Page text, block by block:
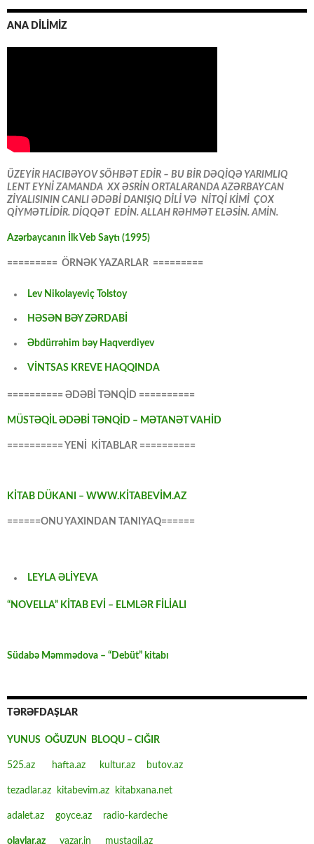
ANA DİLİMİZ
ÜZEYİR HACIBƏYOV SÖHBƏT EDİR – BU BİR DƏQİQƏ YARIMLIQ
LENT EYNİ ZAMANDA XX ƏSRİN ORTALARANDA AZƏRBAYCAN
ZİYALISININ CANLI ƏDƏBİ DANIŞIQ DİLİ VƏ NİTQİ KİMİ ÇOX
QİYMƏTLİDİR. DİQQƏT EDİN. ALLAH RƏHMƏT ELƏSİN. AMİN.
Azərbaycanın İlk Veb Saytı (1995)
========= ÖRNƏK YAZARLAR =========
Lev Nikolayeviç Tolstoy
HƏSƏN BƏY ZƏRDABİ
Əbdürrəhim bəy Haqverdiyev
VİNTSAS KREVE HAQQINDA
========== ƏDƏBİ TƏNQİD ==========
MÜSTƏQİL ƏDƏBİ TƏNQİD – MƏTANƏT VAHİD
========== YENİ KİTABLAR ==========
KİTAB DÜKANI – WWW.KİTABEVİM.AZ
======ONU YAXINDAN TANIYAQ======
LEYLA ƏLİYEVA
“NOVELLA” KİTAB EVİ – ELMLƏR FİLİALI
Südabə Məmmədova – “Debüt” kitabı
TƏRƏFDAŞLAR
YUNUS OĞUZUN BLOQU – CIĞIR
525.az hafta.az kultur.az butov.az
tezadlar.az kitabevim.az kitabxana.net
adalet.az goyce.az radio-kardeche
olaylar.az yazar.in mustaqil.az